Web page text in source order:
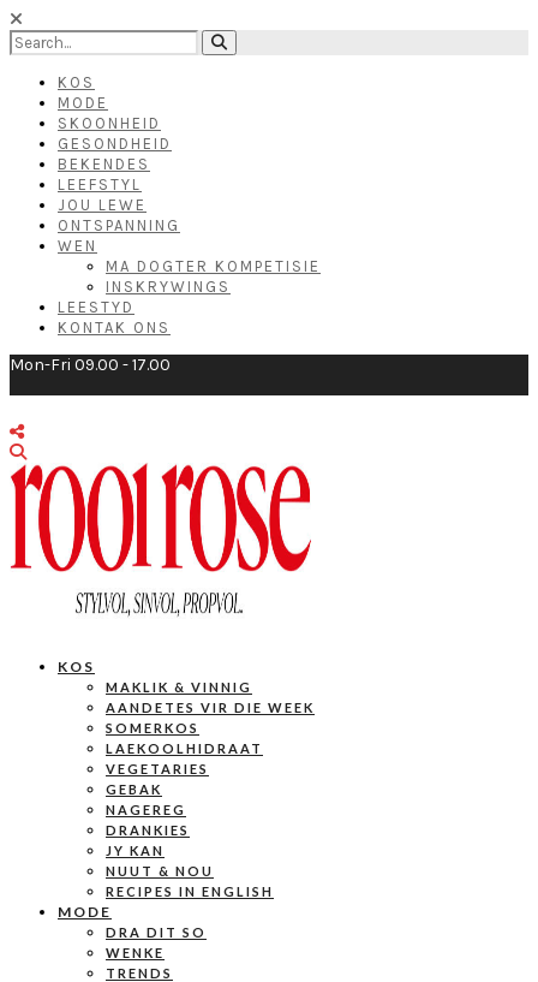
KOS
MODE
SKOONHEID
GESONDHEID
BEKENDES
LEEFSTYL
JOU LEWE
ONTSPANNING
WEN
MA DOGTER KOMPETISIE
INSKRYWINGS
LEESTYD
KONTAK ONS
Mon-Fri 09.00 - 17.00
KOS
MAKLIK & VINNIG
AANDETES VIR DIE WEEK
SOMERKOS
LAEKOOLHIDRAAT
VEGETARIES
GEBAK
NAGEREG
DRANKIES
JY KAN
NUUT & NOU
RECIPES IN ENGLISH
MODE
DRA DIT SO
WENKE
TRENDS